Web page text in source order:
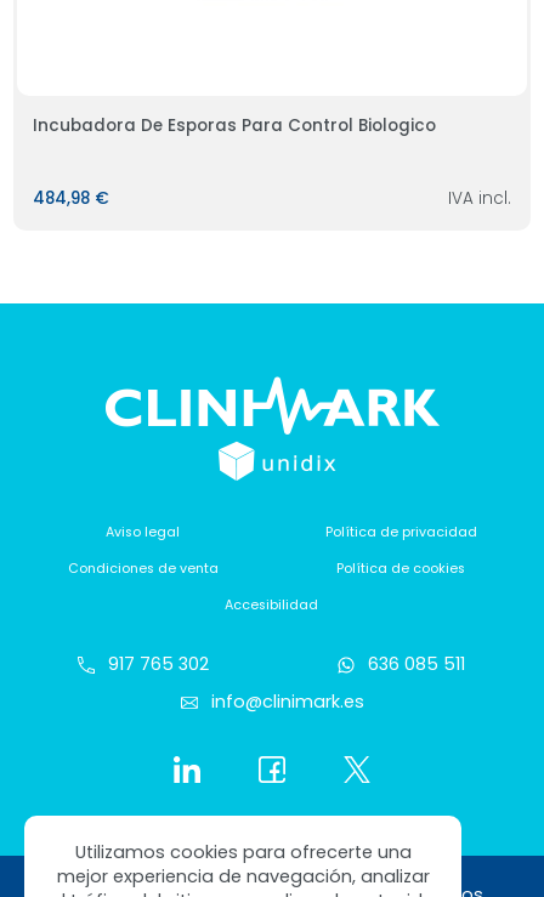
Utilizamos cookies para ofrecerte una
mejor experiencia de navegación, analizar
Incubadora De Esporas Para Control Biologico
484,98 € IVA incl.
Aviso legal
Política de privacidad
Condiciones de venta
Política de cookies
Accesibilidad
917 765 302
636 085 511
info@clinimark.es